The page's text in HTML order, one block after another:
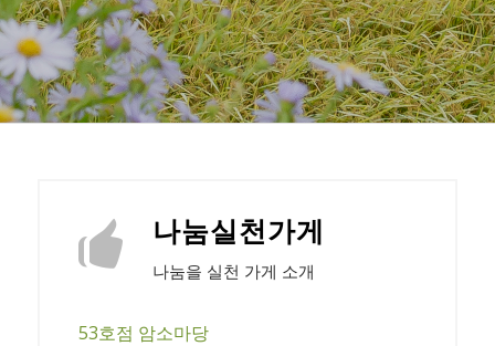
나눔실천가게
나눔을 실천 가게 소개
53호점 암소마당